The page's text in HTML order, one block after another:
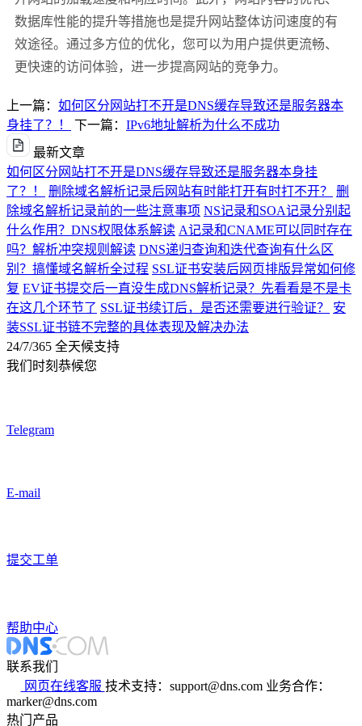
数据库性能的提升等措施也是提升网站整体访问速度的有
效途径。通过多方位的优化，您可以为用户提供更流畅、
更快速的访问体验，进一步提高网站的竞争力。
上一篇： 如何区分网站打不开是DNS缓存导致还是服务器本
身挂了？！
下一篇： IPv6地址解析为什么不成功
最新文章
如何区分网站打不开是DNS缓存导致还是服务器本身挂
了？！
删除域名解析记录后网站有时能打开有时打不开？
删
除域名解析记录前的一些注意事项 NS记录和SOA记录分别起
什么作用？DNS权限体系解读 A记录和CNAME可以同时存在
吗？解析冲突规则解读 DNS递归查询和迭代查询有什么区
别？搞懂域名解析全过程 SSL证书安装后网页排版异常如何修
复 EV证书提交后一直没生成DNS解析记录？先看看是不是卡
在这几个环节了 SSL证书续订后，是否还需要进行验证？
安
装SSL证书链不完整的具体表现及解决办法
24/7/365 全天候支持
我们时刻恭候您
Telegram
E-mail
提交工单
帮助中心
联系我们
网页在线客服 技术支持：support@dns.com 业务合作：
marker@dns.com
热门产品